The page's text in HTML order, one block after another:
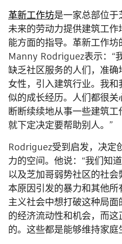
革新工作坊是一家总部位
未来的劳动力提供建筑工
能方面的指导。革新工作
Manny Rodriguez表示：“
缺乏社区服务的人们，准
女性，引入建筑行业。我
似的成长经历。人们都很
断断续续地从事一些建筑
就下定决定要帮助别人。”
Rodriguez受到启发，决定
力的空间。他说：“我们知
以及芝加哥弱势社区的社
本原因引发的暴力和其他
主义社会中想打破这种局
的经济流动性和机会，而
的。这些都是能够维持家庭